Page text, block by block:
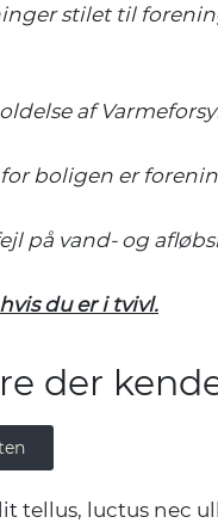
stilet til
af
boligen er
på vand- og
du er i tvivl.
der
tellus, luctus nec